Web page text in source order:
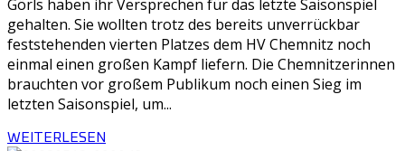
Görls haben ihr Versprechen für das letzte Saisonspiel
gehalten. Sie wollten trotz des bereits unverrückbar
feststehenden vierten Platzes dem HV Chemnitz noch
einmal einen großen Kampf liefern. Die Chemnitzerinnen
brauchten vor großem Publikum noch einen Sieg im
letzten Saisonspiel, um...
WEITERLESEN